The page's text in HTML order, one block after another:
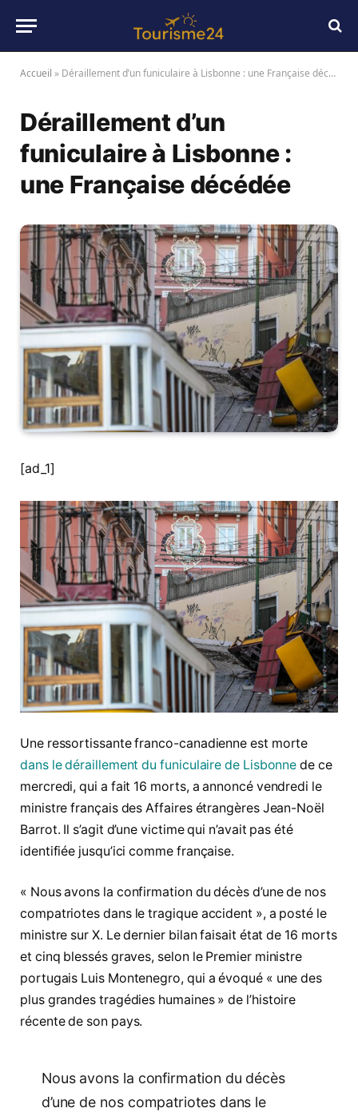
Accueil » Déraillement d’un funiculaire à Lisbonne : une Française décédée
Déraillement d’un
funiculaire à Lisbonne :
une Française décédée
[ad_1]
Une ressortissante franco-canadienne est morte
dans le déraillement du funiculaire de Lisbonne de ce
mercredi, qui a fait 16 morts, a annoncé vendredi le
ministre français des Affaires étrangères Jean-Noël
Barrot. Il s’agit d’une victime qui n’avait pas été
identifiée jusqu’ici comme française.
« Nous avons la confirmation du décès d’une de nos
compatriotes dans le tragique accident », a posté le
ministre sur X. Le dernier bilan faisait état de 16 morts
et cinq blessés graves, selon le Premier ministre
portugais Luis Montenegro, qui a évoqué « une des
plus grandes tragédies humaines » de l’histoire
récente de son pays.
Nous avons la confirmation du décès
d’une de nos compatriotes dans le